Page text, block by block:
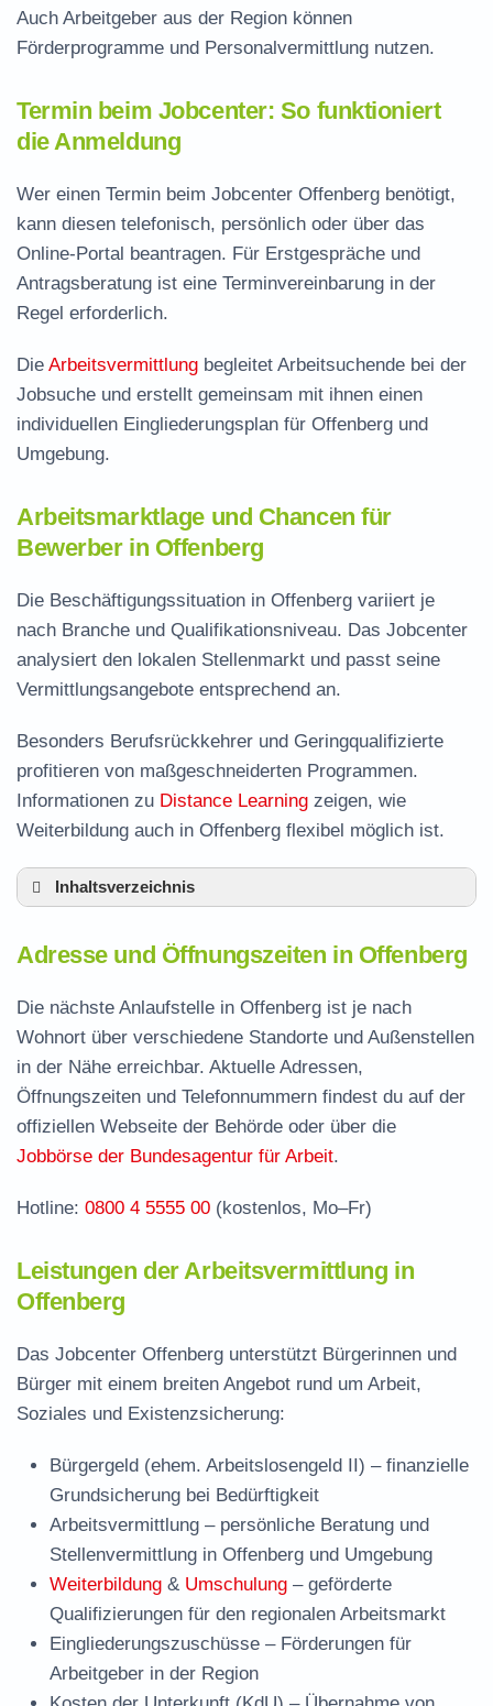
Auch Arbeitgeber aus der Region können
Förderprogramme und Personalvermittlung nutzen.
Termin beim Jobcenter: So funktioniert
die Anmeldung
Wer einen Termin beim Jobcenter Offenberg benötigt,
kann diesen telefonisch, persönlich oder über das
Online-Portal beantragen. Für Erstgespräche und
Antragsberatung ist eine Terminvereinbarung in der
Regel erforderlich.
Die Arbeitsvermittlung begleitet Arbeitsuchende bei der
Jobsuche und erstellt gemeinsam mit ihnen einen
individuellen Eingliederungsplan für Offenberg und
Umgebung.
Arbeitsmarktlage und Chancen für
Bewerber in Offenberg
Die Beschäftigungssituation in Offenberg variiert je
nach Branche und Qualifikationsniveau. Das Jobcenter
analysiert den lokalen Stellenmarkt und passt seine
Vermittlungsangebote entsprechend an.
Besonders Berufsrückkehrer und Geringqualifizierte
profitieren von maßgeschneiderten Programmen.
Informationen zu Distance Learning zeigen, wie
Weiterbildung auch in Offenberg flexibel möglich ist.
Inhaltsverzeichnis
Leistungen der Arbeitsvermittlung in Offenberg
Termin vereinbaren und Bürgergeld beantragen
Jobcenter Deggendorf – zuständige Stelle
Häufige Fragen rund ums Jobcenter
Adresse und Öffnungszeiten in Offenberg
Die nächste Anlaufstelle in Offenberg ist je nach
Wohnort über verschiedene Standorte und Außenstellen
in der Nähe erreichbar. Aktuelle Adressen,
Öffnungszeiten und Telefonnummern findest du auf der
offiziellen Webseite der Behörde oder über die
Jobbörse der Bundesagentur für Arbeit.
Hotline: 0800 4 5555 00 (kostenlos, Mo–Fr)
Leistungen der Arbeitsvermittlung in
Offenberg
Das Jobcenter Offenberg unterstützt Bürgerinnen und
Bürger mit einem breiten Angebot rund um Arbeit,
Soziales und Existenzsicherung:
Bürgergeld (ehem. Arbeitslosengeld II) – finanzielle
Grundsicherung bei Bedürftigkeit
Arbeitsvermittlung – persönliche Beratung und
Stellenvermittlung in Offenberg und Umgebung
Weiterbildung & Umschulung – geförderte
Qualifizierungen für den regionalen Arbeitsmarkt
Eingliederungszuschüsse – Förderungen für
Arbeitgeber in der Region